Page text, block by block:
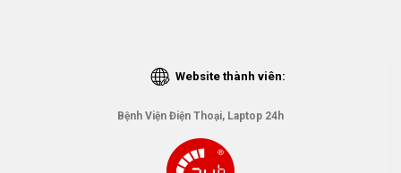
Website thành viên:
Bệnh Viện Điện Thoại, Laptop 24h